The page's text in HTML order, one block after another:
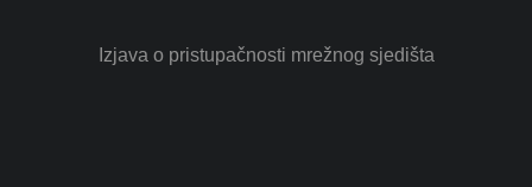
Izjava o pristupačnosti mrežnog sjedišta